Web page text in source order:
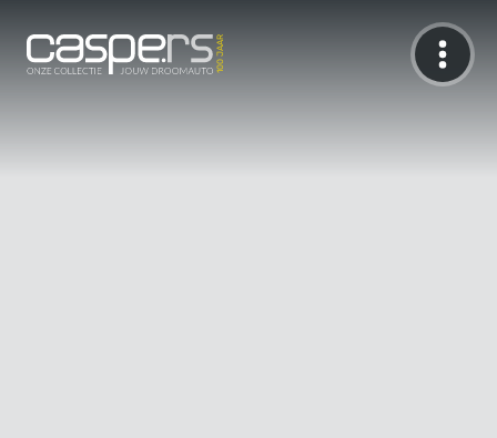
De Caspers Collectie